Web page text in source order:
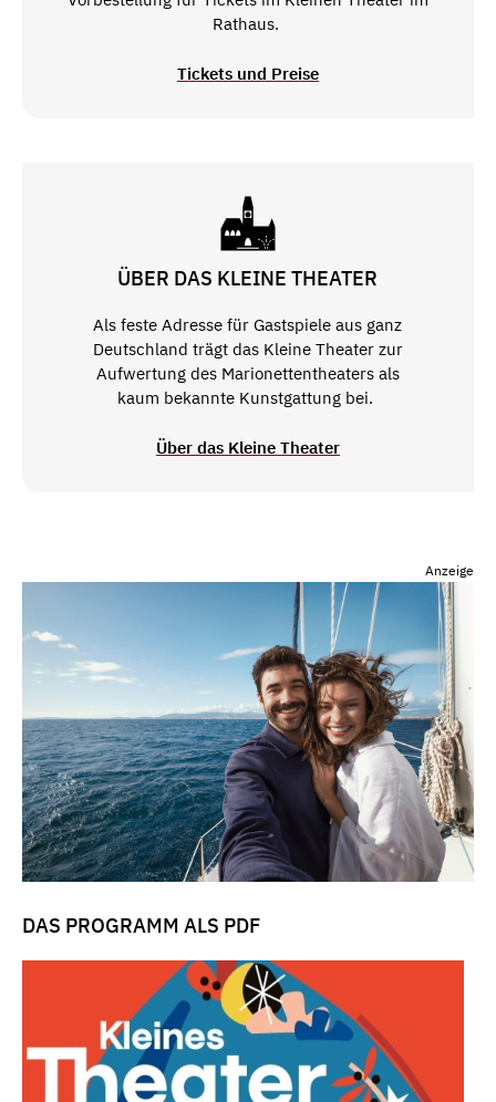
Rathaus.
Tickets und Preise
ÜBER DAS KLEINE THEATER
Als feste Adresse für Gastspiele aus ganz
Deutschland trägt das Kleine Theater zur
Aufwertung des Marionettentheaters als
kaum bekannte Kunstgattung bei.
Über das Kleine Theater
Anzeige
DAS PROGRAMM ALS PDF